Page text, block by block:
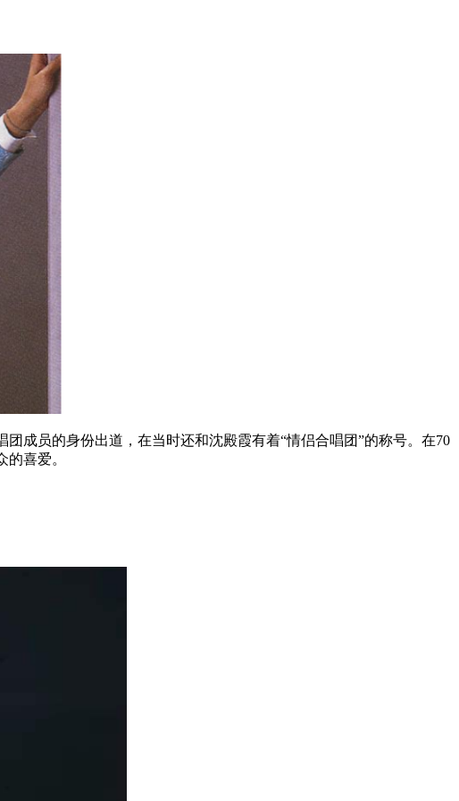
员的身份出道，在当时还和沈殿霞有着“情侣合唱团”的称号。在70
喜爱。